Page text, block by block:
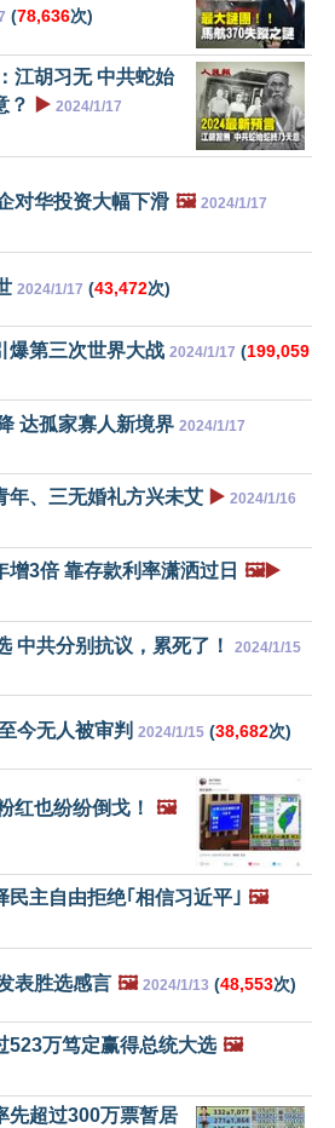
(78,636次)
江胡习无 中共蛇始
？
▶️ 2024/1/17
对华投资大幅下滑 🖼️ 2024/1/17
2024/1/17 (43,472次)
爆第三次世界大战 2024/1/17 (199,059
达孤家寡人新境界 2024/1/17
年、三无婚礼方兴未艾 ▶️ 2024/1/16
增3倍 靠存款利率潇洒过日 🖼️▶️
中共分别抗议，累死了！ 2024/1/15
今无人被审判 2024/1/15 (38,682次)
红也纷纷倒戈！ 🖼️
民主自由拒绝｢相信习近平｣ 🖼️
表胜选感言 🖼️ 2024/1/13 (48,553次)
523万笃定赢得总统大选 🖼️
先超过300万票暂居